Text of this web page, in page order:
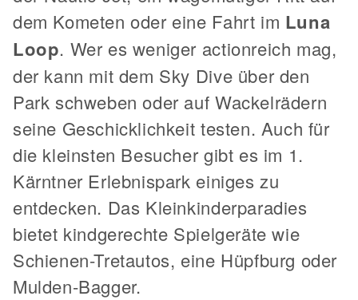
dem Kometen oder eine Fahrt im Luna
Loop. Wer es weniger actionreich mag,
der kann mit dem Sky Dive über den
Park schweben oder auf Wackelrädern
seine Geschicklichkeit testen. Auch für
die kleinsten Besucher gibt es im 1.
Kärntner Erlebnispark einiges zu
entdecken. Das Kleinkinderparadies
bietet kindgerechte Spielgeräte wie
Schienen-Tretautos, eine Hüpfburg oder
Mulden-Bagger.